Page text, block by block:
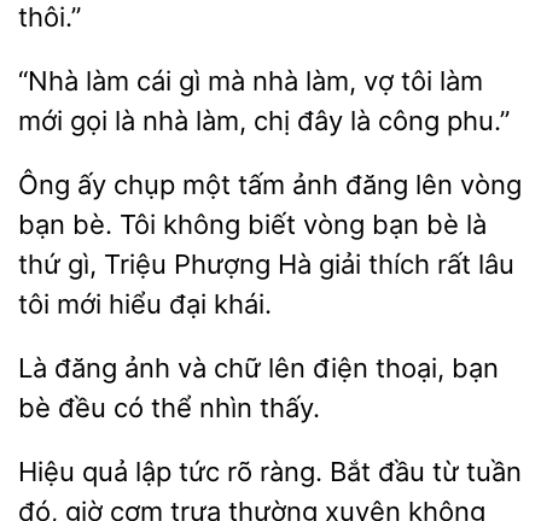
thôi.”
“Nhà
cái gì mà nhà làm, vợ tôi làm
mới gọi
nhà làm, chị đây là phu.”
Ông ấy chụp một tấm ảnh đăng lên
bạn bè. Tôi không biết vòng bạn bè là
thứ gì,
Phượng Hà giải thích
lâu
tôi mới hiểu đại khái.
Là đăng
chữ lên điện thoại, bạn
bè
có thể nhìn thấy.
Hiệu
lập tức rõ ràng. Bắt đầu từ tuần
giờ
trưa thường xuyên không